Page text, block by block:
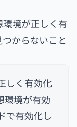
境が正しく有
からないこと
しく有効化
環境が有効
で有効化し